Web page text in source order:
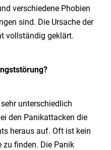
verschiedene Phobien
sind. Die Ursache der
vollständig geklärt.
unterschiedlich
den Panikattacken die
heraus auf. Oft ist kein
finden. Die Panik